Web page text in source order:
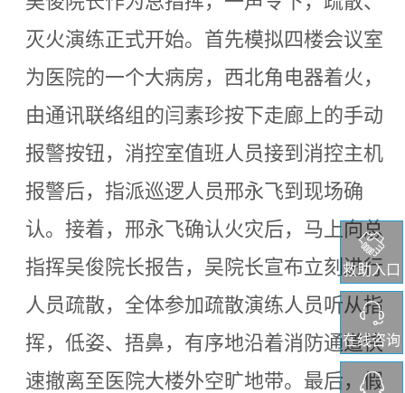
救助入口
在线咨询
灭火演练正式开始。首先模拟四楼会议室
为医院的一个大病房，西北角电器着火，
由通讯联络组的闫素珍按下走廊上的手动
报警按钮，消控室值班人员接到消控主机
报警后，指派巡逻人员邢永飞到现场确
认。接着，邢永飞确认火灾后，马上向总
指挥吴俊院长报告，吴院长宣布立刻进行
人员疏散，全体参加疏散演练人员听从指
挥，低姿、捂鼻，有序地沿着消防通道快
速撤离至医院大楼外空旷地带。最后，假